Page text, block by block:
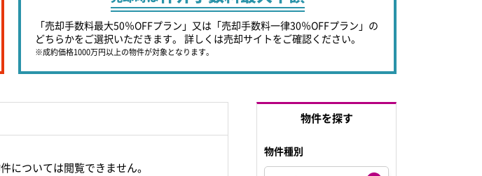
「売却手数料最大50％OFFプラン」又は「売却手数料一律30％OFFプラン」の
どちらかをご選択いただきます。 詳しくは売却サイトをご確認ください。
※成約価格1000万円以上の物件が対象となります。
については閲覧できません。
物件を探す
物件種別